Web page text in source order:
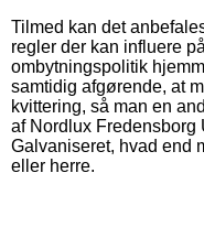
Tilmed kan det
regler der kan influere
ombytningspolitik
samtidig afgørende, at
kvittering, så man en
af Nordlux
Galvaniseret, hvad end
eller herre.